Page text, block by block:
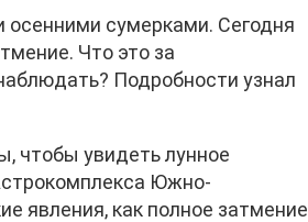
сумерками. Сегодня
Что это за
Подробности узнал
чтобы увидеть лунное
Южно-
явления, как полное затмение